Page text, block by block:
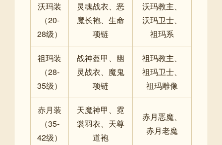
沃玛装
（20-
28级）
灵魂战衣、恶
魔长袍、生命
项链
沃玛教主、
沃玛卫士、
祖玛系
祖玛装
（28-
35级）
战神盔甲、幽
灵战衣、魔鬼
项链
祖玛教主、
祖玛卫士、
祖玛雕像
赤月装
（35-
42级）
天魔神甲、霓
裳羽衣、天尊
道袍
赤月恶魔、
赤月老魔